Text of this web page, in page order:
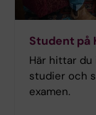
Student på
Här hittar
studier och
examen.